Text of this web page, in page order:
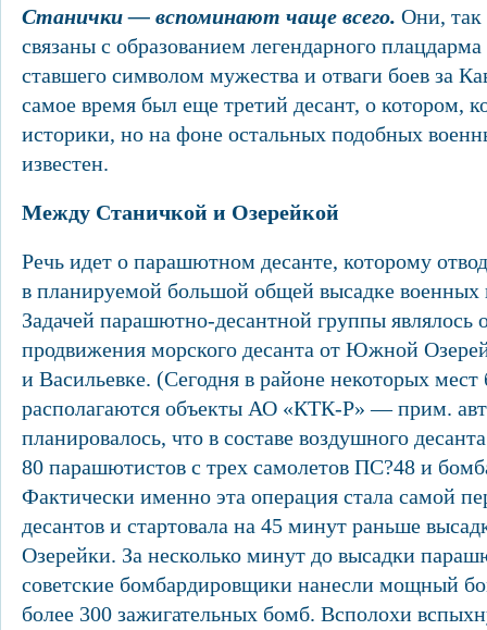
Станички — вспоминают чаще всего. Они, так
связаны с образованием легендарного
ставшего символом мужества и отваги боев за
самое время был еще третий десант, о котором,
историки, но на фоне остальных подобных
известен.
Между Станичкой и Озерейкой
Речь идет о парашютном десанте, которому
в планируемой большой общей высадке военных
Задачей парашютно-десантной группы являлось
продвижения морского десанта от Южной
и Васильевке. (Сегодня в районе некоторых мест
располагаются объекты АО «КТК-Р» — прим.
планировалось, что в составе воздушного
80 парашютистов с трех самолетов ПС?48 и
Фактически именно эта операция стала самой
десантов и стартовала на 45 минут раньше
Озерейки. За несколько минут до высадки
советские бомбардировщики нанесли мощный
более 300 зажигательных бомб. Всполохи